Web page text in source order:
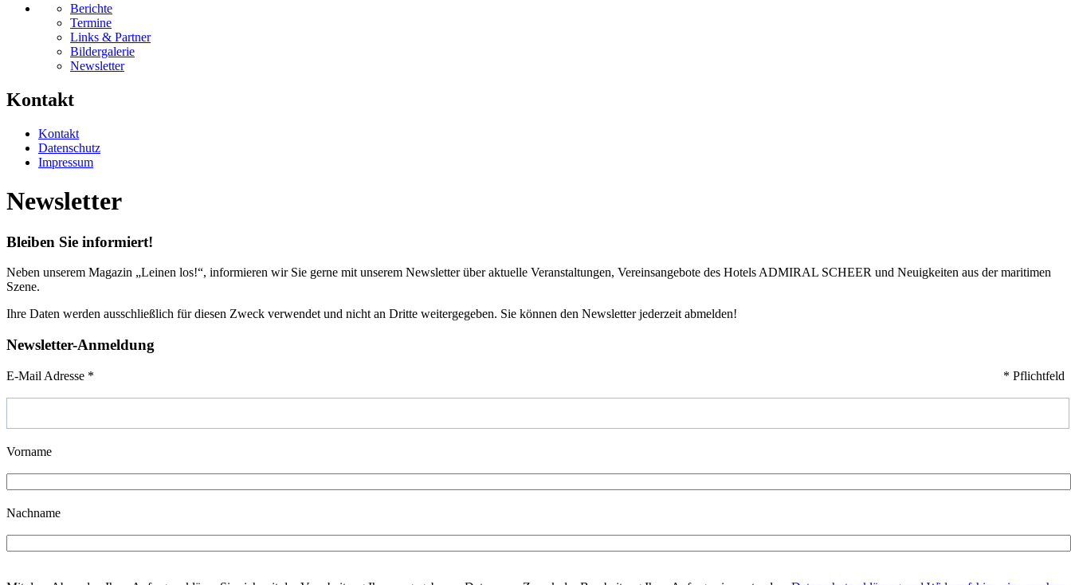
Berichte
Termine
Links & Partner
Bildergalerie
Newsletter
Kontakt
Kontakt
Datenschutz
Impressum
Newsletter
Bleiben Sie informiert!
Neben unserem Magazin „Leinen los!“, informieren wir Sie gerne mit unserem Newsletter über aktuelle Veranstaltungen, Vereinsangebote des Hotels ADMIRAL SCHEER und Neuigkeiten aus der maritimen
Szene.
Ihre Daten werden ausschließlich für diesen Zweck verwendet und nicht an Dritte weitergegeben. Sie können den Newsletter jederzeit abmelden!
Newsletter-Anmeldung
* Pflichtfeld
E-Mail Adresse *
Vorname
Nachname